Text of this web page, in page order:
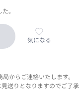
。
気になる
からご連絡いたします。
送りとなりますのでご了承